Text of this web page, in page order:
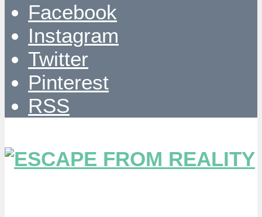
Facebook
Instagram
Twitter
Pinterest
RSS